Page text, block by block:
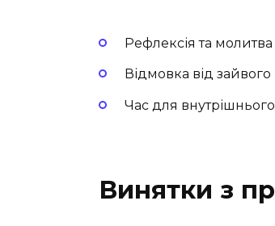
Рефлексія та молитва
Відмовка від зайвого
Час для внутрішнього
Винятки з